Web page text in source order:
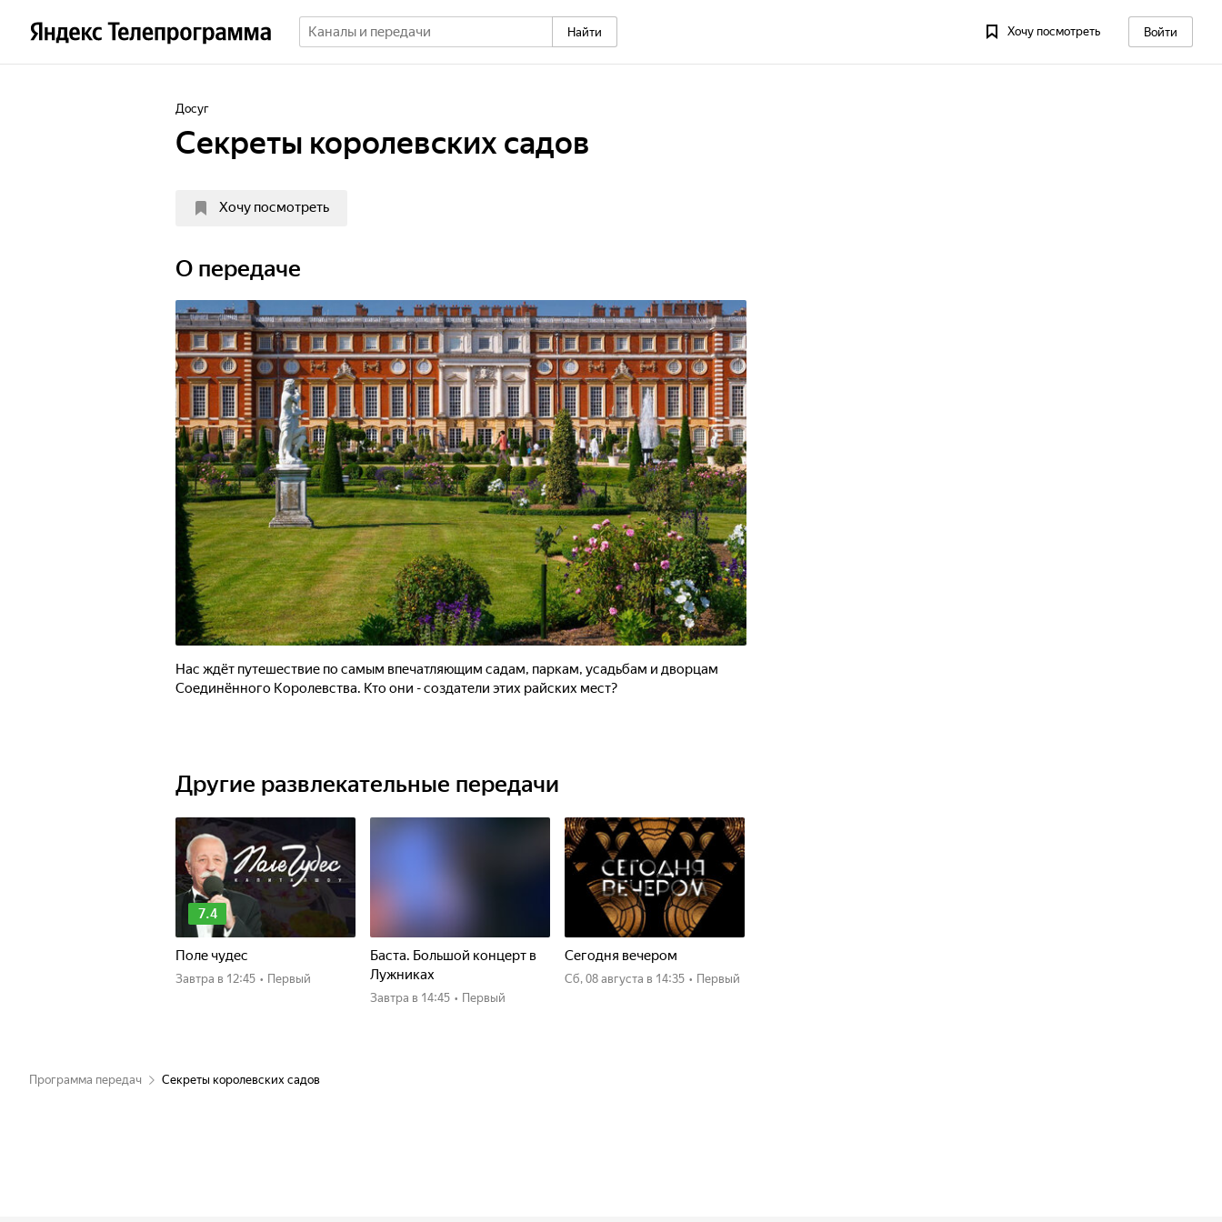
Найти Хочу посмотреть Войти
Досуг
Секреты королевских садов
Хочу посмотреть
О передаче
Нас ждёт путешествие по самым впечатляющим садам, паркам, усадьбам и дворцам
Соединённого Королевства. Кто они - создатели этих райских мест?
Другие развлекательные передачи
7.4
Поле чудес
Завтра в 12:45 • Первый
Баста. Большой концерт в
Лужниках
Завтра в 14:45 • Первый
Сегодня вечером
сб, 08 августа в 14:35 • Первый
Программа передач Секреты королевских садов